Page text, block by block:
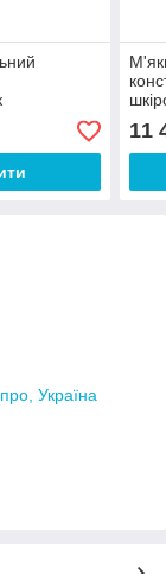
елементів
11
Україна